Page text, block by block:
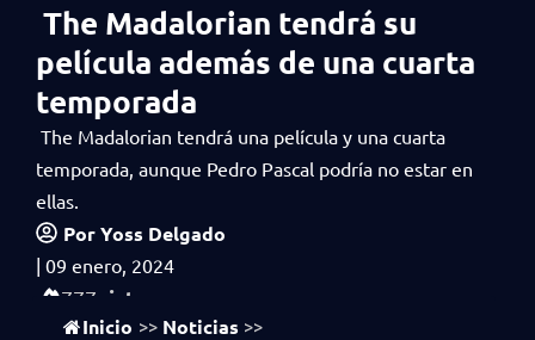
The Madalorian tendrá su
película además de una cuarta
temporada
The Madalorian tendrá una película y una cuarta
temporada, aunque Pedro Pascal podría no estar en
ellas.
PorYoss Delgado
| 09 enero, 2024
777 vistas
Inicio >> Noticias >>